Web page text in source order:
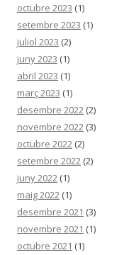
octubre 2023 (1)
setembre 2023 (1)
juliol 2023 (2)
juny 2023 (1)
abril 2023 (1)
març 2023 (1)
desembre 2022 (2)
novembre 2022 (3)
octubre 2022 (2)
setembre 2022 (2)
juny 2022 (1)
maig 2022 (1)
desembre 2021 (3)
novembre 2021 (1)
octubre 2021 (1)